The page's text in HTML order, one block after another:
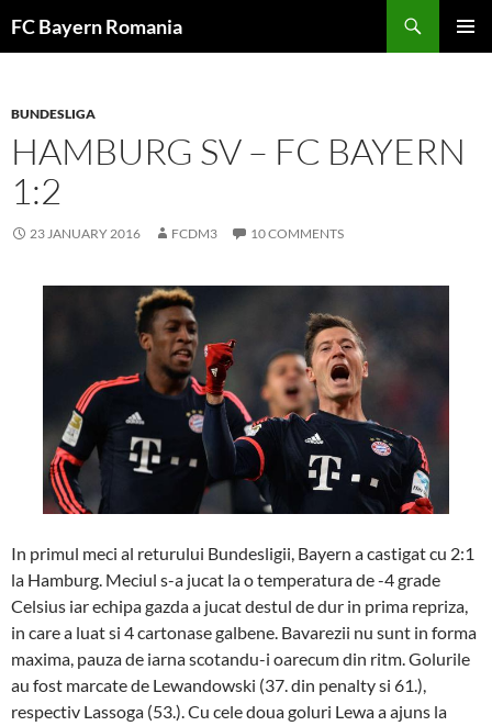
toFC Bayern Romania
BUNDESLIGA
HAMBURG SV – FC BAYERN
1:2
23 JANUARY 2016 FCDM3 10 COMMENTS
In primul meci al returului Bundesligii, Bayern a castigat cu 2:1
la Hamburg. Meciul s-a jucat la o temperatura de -4 grade
Celsius iar echipa gazda a jucat destul de dur in prima repriza,
in care a luat si 4 cartonase galbene. Bavarezii nu sunt in forma
maxima, pauza de iarna scotandu-i oarecum din ritm. Golurile
au fost marcate de Lewandowski (37. din penalty si 61.),
respectiv Lassoga (53.). Cu cele doua goluri Lewa a ajuns la